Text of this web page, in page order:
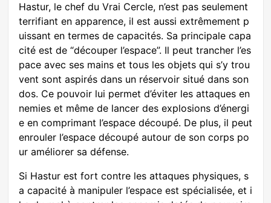
Hastur, le chef du Vrai Cercle, n’est pas seulement
terrifiant en apparence, il est aussi extrêmement p
uissant en termes de capacités. Sa principale capa
cité est de “découper l’espace”. Il peut trancher l’es
pace avec ses mains et tous les objets qui s’y trou
vent sont aspirés dans un réservoir situé dans son
dos. Ce pouvoir lui permet d’éviter les attaques en
nemies et même de lancer des explosions d’énergi
e en comprimant l’espace découpé. De plus, il peut
enrouler l’espace découpé autour de son corps po
ur améliorer sa défense.
Si Hastur est fort contre les attaques physiques, s
a capacité à manipuler l’espace est spécialisée, et i